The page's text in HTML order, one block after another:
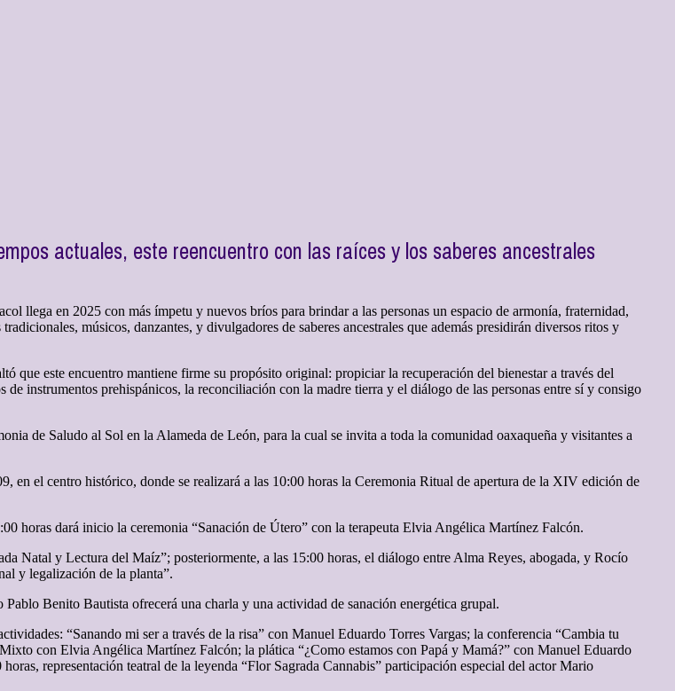
actuales, este reencuentro con las raíces y los saberes ancestrales
llega en 2025 con más ímpetu y nuevos bríos para brindar a las personas un espacio de armonía, fraternidad,
músicos, danzantes, y divulgadores de saberes ancestrales que además presidirán diversos ritos y
que este encuentro mantiene firme su propósito original: propiciar la recuperación del bienestar a través del
instrumentos prehispánicos, la reconciliación con la madre tierra y el diálogo de las personas entre sí y consigo
de Saludo al Sol en la Alameda de León, para la cual se invita a toda la comunidad oaxaqueña y visitantes a
en el centro histórico, donde se realizará a las 10:00 horas la Ceremonia Ritual de apertura de la XIV edición de
horas dará inicio la ceremonia “Sanación de Útero” con la terapeuta Elvia Angélica Martínez Falcón.
Natal y Lectura del Maíz”; posteriormente, a las 15:00 horas, el diálogo entre Alma Reyes, abogada, y Rocío
y legalización de la planta”.
Benito Bautista ofrecerá una charla y una actividad de sanación energética grupal.
“Sanando mi ser a través de la risa” con Manuel Eduardo Torres Vargas; la conferencia “Cambia tu
con Elvia Angélica Martínez Falcón; la plática “¿Como estamos con Papá y Mamá?” con Manuel Eduardo
representación teatral de la leyenda “Flor Sagrada Cannabis” participación especial del actor Mario